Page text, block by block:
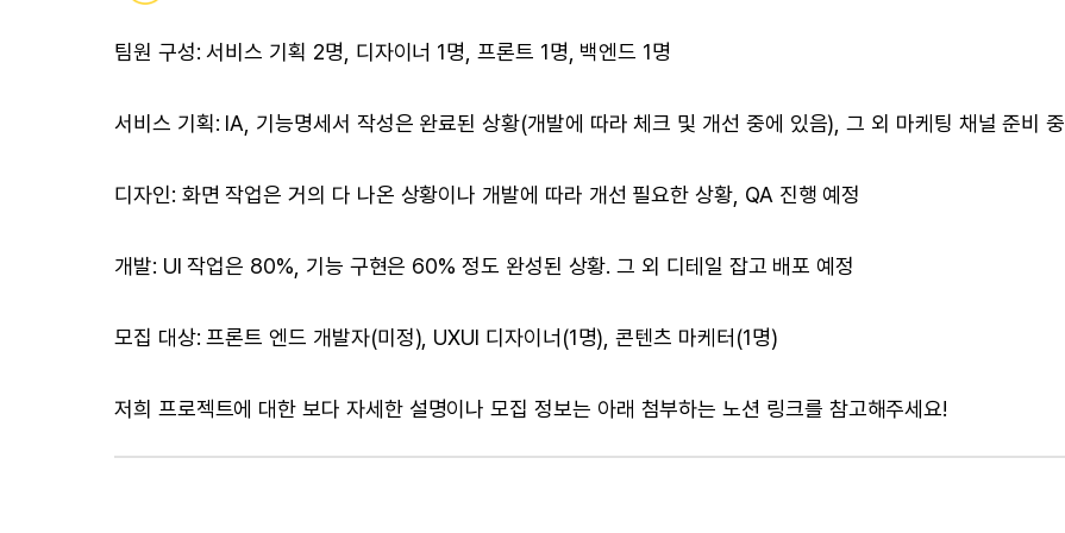
팀원 구성: 서비스 기획 2명, 디자이너 1명, 프론트 1명, 백엔드 1명
서비스 기획: IA, 기능명세서 작성은 완료된 상황(개발에 따라 체크 및 개선 중에 있음), 그 외 마케팅 채널 준비 중
디자인: 화면 작업은 거의 다 나온 상황이나 개발에 따라 개선 필요한 상황, QA 진행 예정
개발: UI 작업은 80%, 기능 구현은 60% 정도 완성된 상황. 그 외 디테일 잡고 배포 예정
모집 대상: 프론트 엔드 개발자(미정), UXUI 디자이너(1명), 콘텐츠 마케터(1명)
저희 프로젝트에 대한 보다 자세한 설명이나 모집 정보는 아래 첨부하는 노션 링크를 참고해주세요!